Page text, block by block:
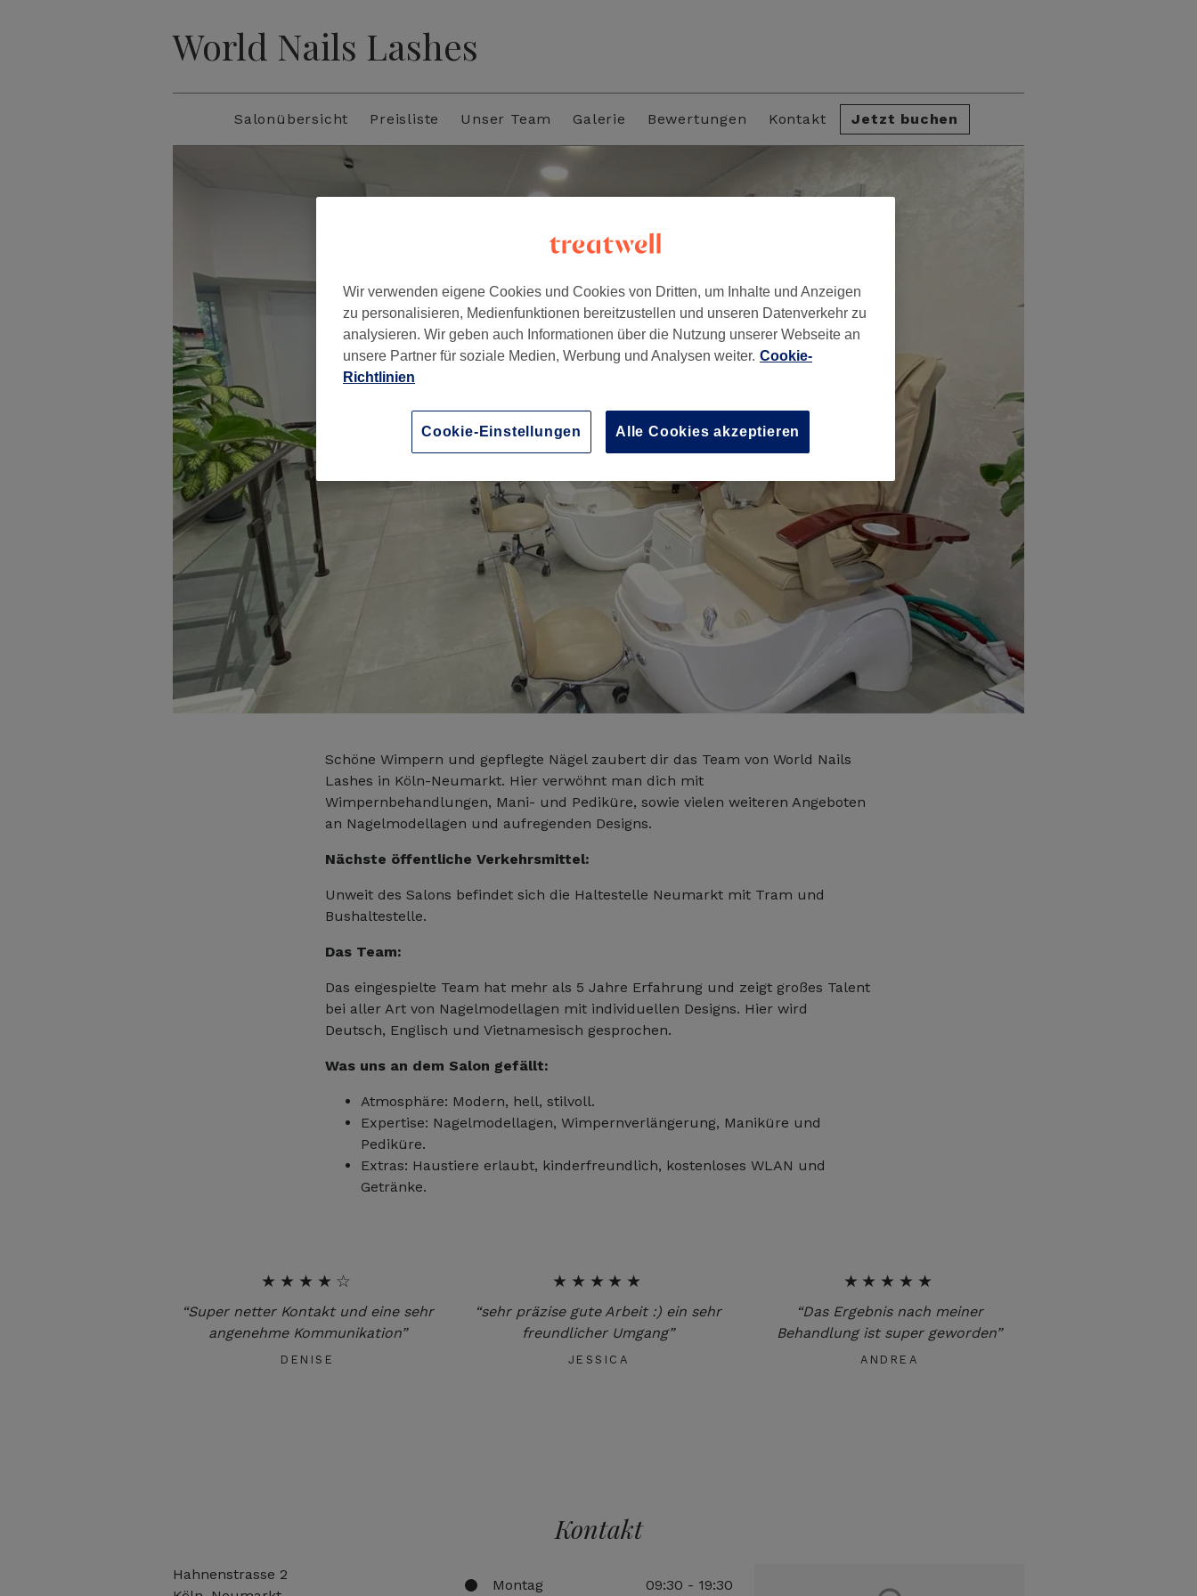
World Nails Lashes
Salonübersicht Preisliste Unser Team Galerie Bewertungen Kontakt Jetzt buchen
Schöne Wimpern und gepflegte Nägel zaubert dir das Team von World Nails
Lashes in Köln-Neumarkt. Hier verwöhnt man dich mit
Wimpernbehandlungen, Mani- und Pediküre, sowie vielen weiteren Angeboten
an Nagelmodellagen und aufregenden Designs.
Nächste öffentliche Verkehrsmittel:
Unweit des Salons befindet sich die Haltestelle Neumarkt mit Tram und
Bushaltestelle.
Das Team:
Das eingespielte Team hat mehr als 5 Jahre Erfahrung und zeigt großes Talent
bei aller Art von Nagelmodellagen mit individuellen Designs. Hier wird
Deutsch, Englisch und Vietnamesisch gesprochen.
Was uns an dem Salon gefällt:
Atmosphäre: Modern, hell, stilvoll.
Expertise: Nagelmodellagen, Wimpernverlängerung, Maniküre und
Pediküre.
Extras: Haustiere erlaubt, kinderfreundlich, kostenloses WLAN und
Getränke.
★★★★☆
“Super netter Kontakt und eine sehr
angenehme Kommunikation”
DENISE
★★★★★
“sehr präzise gute Arbeit :) ein sehr
freundlicher Umgang”
JESSICA
★★★★★
“Das Ergebnis nach meiner
Behandlung ist super geworden”
ANDREA
Kontakt
Hahnenstrasse 2
Montag 09:30 - 19:30
Wir verwenden eigene Cookies und Cookies von Dritten, um Inhalte und Anzeigen
zu personalisieren, Medienfunktionen bereitzustellen und unseren Datenverkehr zu
analysieren. Wir geben auch Informationen über die Nutzung unserer Webseite an
unsere Partner für soziale Medien, Werbung und Analysen weiter. Cookie-
Richtlinien
Cookie-Einstellungen Alle Cookies akzeptieren